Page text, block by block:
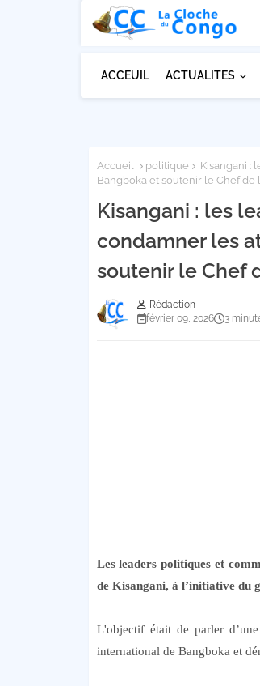
ACCEUIL ACTUALITES
Accueil politique
Kisangani :
Bangboka et soutenir le Chef de
Kisangani : les
condamner les
soutenir le Chef
Rédaction
février 09, 2026
3
Les leaders politiques et
de Kisangani, à l’initiative du
L'objectif était de parler
international de Bangboka et